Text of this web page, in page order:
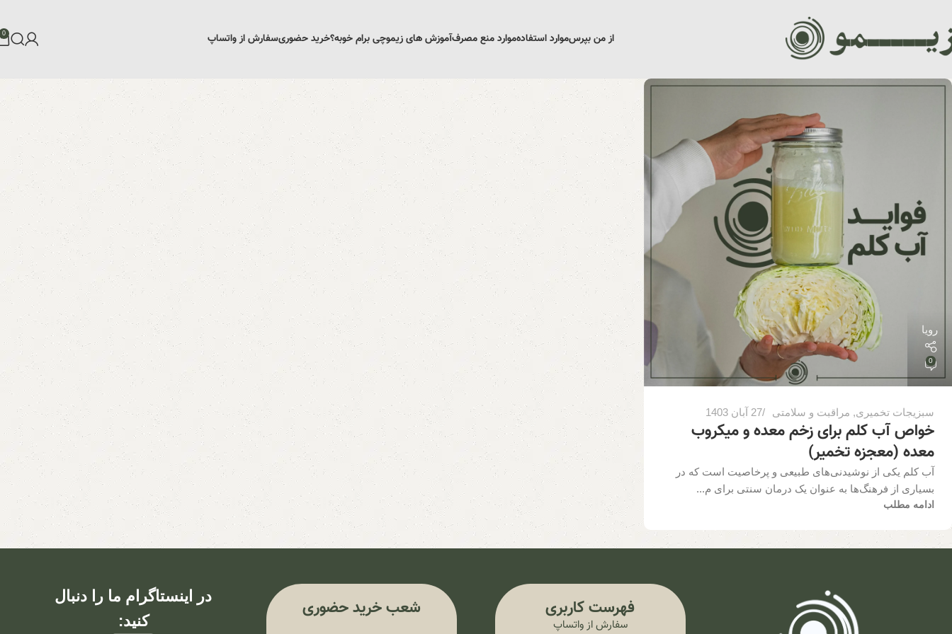
از من بپرسموارد استفادهموارد منع مصرفآموزش های زیموچی برام خوبه؟خرید حضوریسفارش از واتساپ 0
رویا
0
سبزیجات تخمیری, مراقبت و سلامتی 27 آبان 1403
خواص آب کلم برای زخم معده و میکروب
معده (معجزه تخمیر)
آب کلم یکی از نوشیدنی‌های طبیعی و پرخاصیت است که در
بسیاری از فرهنگ‌ها به عنوان یک درمان سنتی برای م...
ادامه مطلب
فهرست کاربری
سفارش از واتساپ
شعب خرید حضوری
در اینستاگرام ما را دنبال
کنید: